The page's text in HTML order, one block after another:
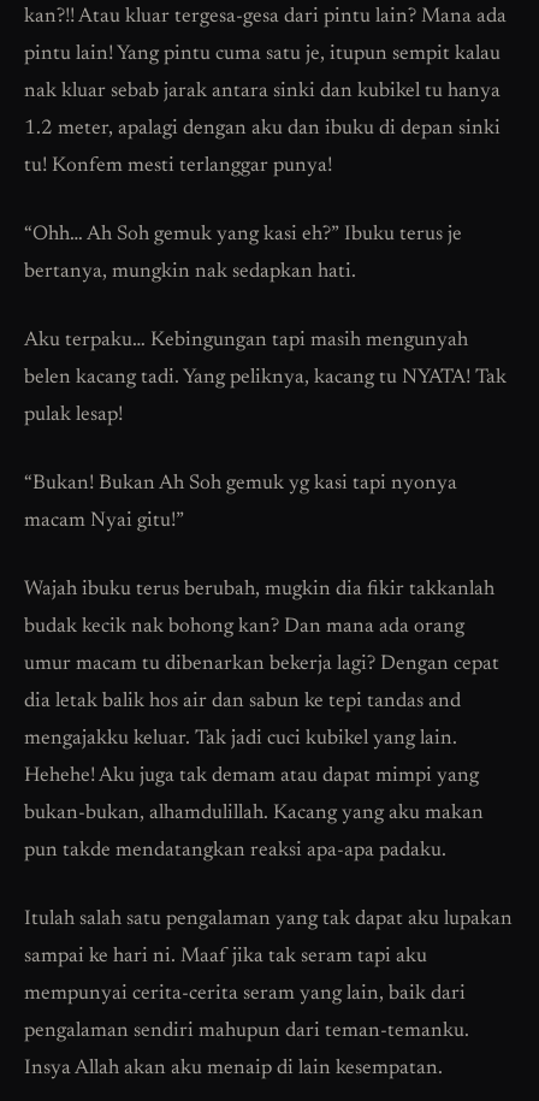
kan?!! Atau kluar tergesa-gesa dari pintu lain? Mana ada
pintu lain! Yang pintu cuma satu je, itupun sempit kalau
nak kluar sebab jarak antara sinki dan kubikel tu hanya
1.2 meter, apalagi dengan aku dan ibuku di depan sinki
tu! Konfem mesti terlanggar punya!
“Ohh… Ah Soh gemuk yang kasi eh?” Ibuku terus je
bertanya, mungkin nak sedapkan hati.
Aku terpaku… Kebingungan tapi masih mengunyah
belen kacang tadi. Yang peliknya, kacang tu NYATA! Tak
pulak lesap!
“Bukan! Bukan Ah Soh gemuk yg kasi tapi nyonya
macam Nyai gitu!”
Wajah ibuku terus berubah, mugkin dia fikir takkanlah
budak kecik nak bohong kan? Dan mana ada orang
umur macam tu dibenarkan bekerja lagi? Dengan cepat
dia letak balik hos air dan sabun ke tepi tandas and
mengajakku keluar. Tak jadi cuci kubikel yang lain.
Hehehe! Aku juga tak demam atau dapat mimpi yang
bukan-bukan, alhamdulillah. Kacang yang aku makan
pun takde mendatangkan reaksi apa-apa padaku.
Itulah salah satu pengalaman yang tak dapat aku lupakan
sampai ke hari ni. Maaf jika tak seram tapi aku
mempunyai cerita-cerita seram yang lain, baik dari
pengalaman sendiri mahupun dari teman-temanku.
Insya Allah akan aku menaip di lain kesempatan.